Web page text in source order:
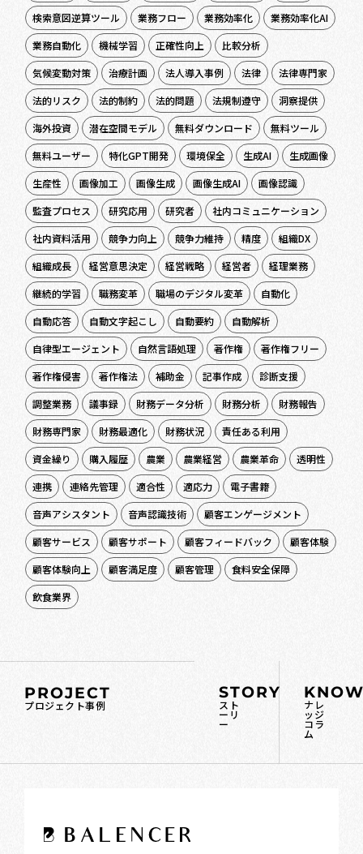
検索意図逆算ツール 業務フロー 業務効率化
業務効率化AI
業務自動化
機械学習 正確性向上
比較分析
気候変動対策
治療計画 法人導入事例 法律
法律専門家
法的リスク
法的制約 法的問題 法規制遵守
洞察提供
海外投資
潜在空間モデル 無料ダウンロード
無料ツール
無料ユーザー
特化GPT開発 環境保全 生成AI
生成画像
生産性
画像加工 画像生成 画像生成AI
画像認識
監査プロセス
研究応用 研究者
社内コミュニケーション
社内資料活用
競争力向上 競争力維持 精度
組織DX
組織成長
経営意思決定 経営戦略 経営者
経理業務
継続的学習
職務変革 職場のデジタル変革
自動化
自動応答
自動文字起こし 自動要約
自動解析
自律型エージェント
自然言語処理 著作権
著作権フリー
著作権侵害
著作権法 補助金 記事作成
診断支援
調整業務
議事録 財務データ分析 財務分析
財務報告
財務専門家
財務最適化 財務状況
責任ある利用
資金繰り
購入履歴 農業 農業経営 農業革命
透明性
連携
連絡先管理 適合性 適応力
電子書籍
音声アシスタント
音声認識技術
顧客エンゲージメント
顧客サービス
顧客サポート 顧客フィードバック
顧客体験
顧客体験向上
顧客満足度 顧客管理
食料安全保障
飲食業界
PROJECT
プロジェクト事例
STORY
スト
ーリ
ー
ナレ
ッジ
コラ
ム